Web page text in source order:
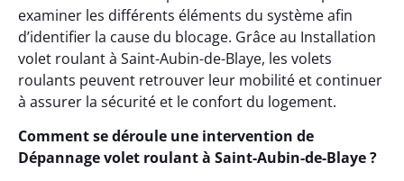
examiner les différents éléments du système afin
d’identifier la cause du blocage. Grâce au Installation
volet roulant à Saint-Aubin-de-Blaye, les volets
roulants peuvent retrouver leur mobilité et continuer
à assurer la sécurité et le confort du logement.
Comment se déroule une intervention de
Dépannage volet roulant à Saint-Aubin-de-Blaye ?